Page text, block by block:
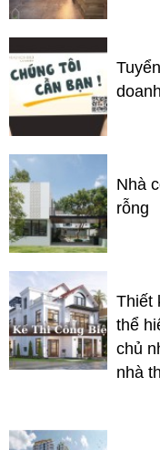
Nhà
rỗng
Thiết
thể
chủ
nhà